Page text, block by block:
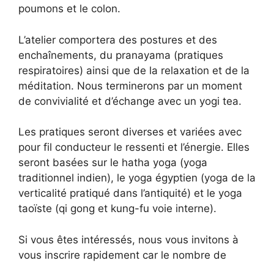
poumons et le colon.
L’atelier comportera des postures et des
enchaînements, du pranayama (pratiques
respiratoires) ainsi que de la relaxation et de la
méditation. Nous terminerons par un moment
de convivialité et d’échange avec un yogi tea.
Les pratiques seront diverses et variées avec
pour fil conducteur le ressenti et l’énergie. Elles
seront basées sur le hatha yoga (yoga
traditionnel indien), le yoga égyptien (yoga de la
verticalité pratiqué dans l’antiquité) et le yoga
taoïste (qi gong et kung-fu voie interne).
Si vous êtes intéressés, nous vous invitons à
vous inscrire rapidement car le nombre de